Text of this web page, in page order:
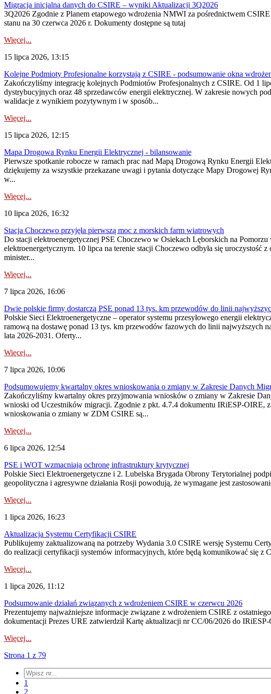
Migracja inicjalna danych do CSIRE – wyniki Aktualizacji 3Q2026
3Q2026 Zgodnie z Planem etapowego wdrożenia NMWI za pośrednictwem
stanu na 30 czerwca 2026 r. Dokumenty dostępne są tutaj
Więcej...
15 lipca 2026, 13:15
Kolejne Podmioty Profesjonalne korzystają z CSIRE - podsumowanie okna
Zakończyliśmy integrację kolejnych Podmiotów Profesjonalnych z CSIRE. Od 1
dystrybucyjnych oraz 48 sprzedawców energii elektrycznej. W zakresie nowych
walidacje z wynikiem pozytywnym i w sposób...
Więcej...
15 lipca 2026, 12:15
Mapa Drogowa Rynku Energii Elektrycznej - bilansowanie
Pierwsze spotkanie robocze w ramach prac nad Mapą Drogową Rynku Energii
dziękujemy za wszystkie przekazane uwagi i pytania dotyczące Mapy Drogowej
w...
Więcej...
10 lipca 2026, 16:32
Stacja Choczewo przyjęła pierwszą moc z morskich farm wiatrowych
Do stacji elektroenergetycznej PSE Choczewo w Osiekach Lęborskich na
elektroenergetycznym. 10 lipca na terenie stacji Choczewo odbyła się
minister...
Więcej...
7 lipca 2026, 16:06
Dwie polskie firmy dostarczą PSE ponad 13 tys. km przewodów do linii
Polskie Sieci Elektroenergetyczne – operator systemu przesyłowego energii
ramową na dostawę ponad 13 tys. km przewodów fazowych do linii najwyższych
lata 2026-2031. Oferty...
Więcej...
7 lipca 2026, 10:06
Podsumowujemy kwartalny okres wnioskowania o zmiany w Zakresie Danych
Zakończyliśmy kwartalny okres przyjmowania wniosków o zmiany w Zakresie
wnioski od Uczestników migracji. Zgodnie z pkt. 4.7.4 dokumentu IRiESP-OIRE,
wnioskowania o zmiany w ZDM CSIRE są...
Więcej...
6 lipca 2026, 12:54
PSE i WOT wzmacniają ochronę infrastruktury krytycznej
Polskie Sieci Elektroenergetyczne i 2. Lubelska Brygada Obrony Terytorialnej
geopolityczna i agresywne działania Rosji powodują, że wymagane jest
Więcej...
1 lipca 2026, 16:23
Aktualizacja Systemu Certyfikacji CSIRE
Publikujemy zaktualizowaną na potrzeby Wydania 3.0 CSIRE wersję Systemu
do realizacji certyfikacji systemów informacyjnych, które będą komunikować się
Więcej...
1 lipca 2026, 11:12
Podsumowanie działań związanych z wdrożeniem CSIRE w czerwcu 2026
Prezentujemy najważniejsze informacje związane z wdrożeniem CSIRE z
dokumentacji Prezes URE zatwierdził Kartę aktualizacji nr CC/06/2026 do
Więcej...
Strona 1 z 79
1
2